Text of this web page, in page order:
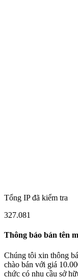
Tổng IP đã kiểm tra
327.081
Thông báo bán tên
Chúng tôi xin thông
chào bán với giá
chức có nhu cầu sở